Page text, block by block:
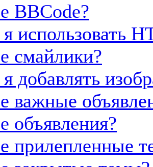
BBCode?
использовать
смайлики?
добавлять
важные
объявления?
прилепленные